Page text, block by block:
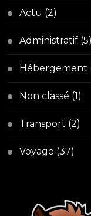
Actu (2)
Administratif (5)
Hébergement
Non classé (1)
Transport (2)
Voyage (37)